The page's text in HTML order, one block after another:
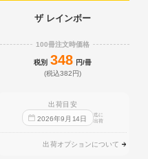
ザ レインボー
100冊注文時価格
税別 348 円/冊
(税込382円)
出荷目安
2026年9 月 14日
迄に
出荷
出荷オプションについて